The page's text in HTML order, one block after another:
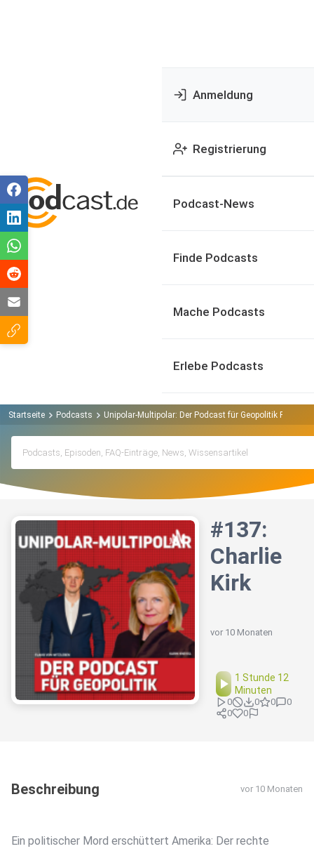
Anmeldung
Registrierung
Podcast-News
Finde Podcasts
Mache Podcasts
Erlebe Podcasts
Startseite Podcasts Unipolar-Multipolar: Der Podcast für Geopolitik Podcast
#137:
Charlie
Kirk
vor 10 Monaten
1 Stunde 12
Minuten
0 0 0
0
0
0
Beschreibung vor 10 Monaten
Ein politischer Mord erschüttert Amerika: Der rechte